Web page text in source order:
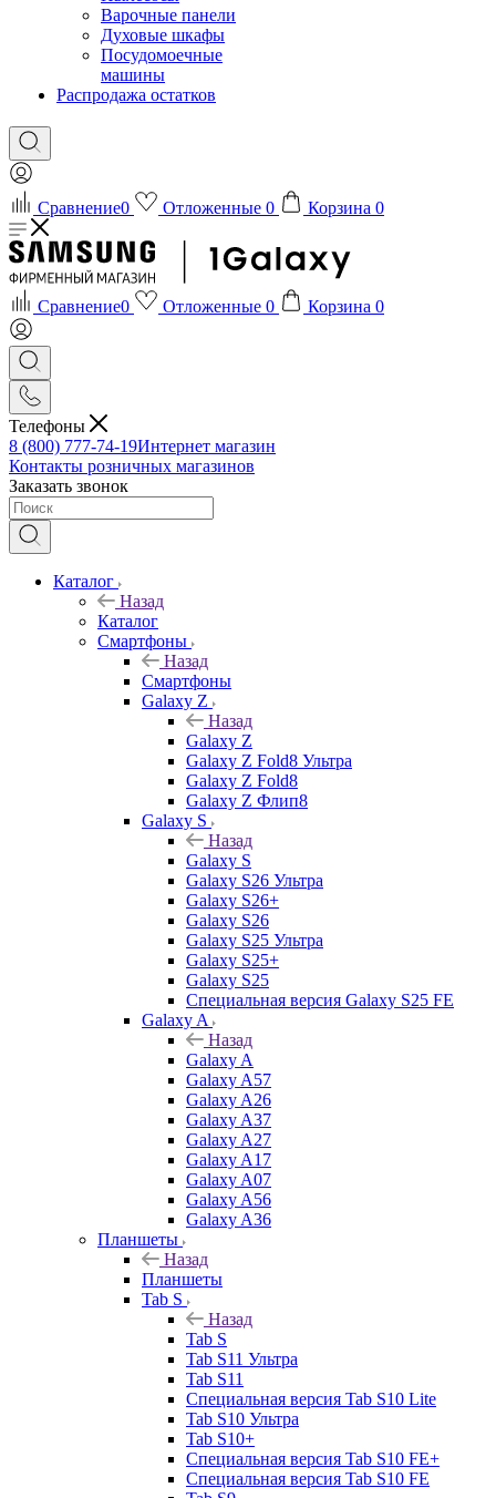
Варочные панели
Духовые шкафы
Посудомоечные
машины
Распродажа остатков
Сравнение0 Отложенные 0 Корзина 0
Сравнение0 Отложенные 0 Корзина 0
Телефоны
8 (800) 777-74-19Интернет магазин
Контакты розничных магазинов
Заказать звонок
Каталог
Назад
Каталог
Смартфоны
Назад
Смартфоны
Galaxy Z
Назад
Galaxy Z
Galaxy Z Fold8 Ультра
Galaxy Z Fold8
Galaxy Z Флип8
Galaxy S
Назад
Galaxy S
Galaxy S26 Ультра
Galaxy S26+
Galaxy S26
Galaxy S25 Ультра
Galaxy S25+
Galaxy S25
Специальная версия Galaxy S25 FE
Galaxy A
Назад
Galaxy A
Galaxy A57
Galaxy A26
Galaxy A37
Galaxy A27
Galaxy A17
Galaxy A07
Galaxy A56
Galaxy A36
Планшеты
Назад
Планшеты
Tab S
Назад
Tab S
Tab S11 Ультра
Tab S11
Специальная версия Tab S10 Lite
Tab S10 Ультра
Tab S10+
Специальная версия Tab S10 FE+
Специальная версия Tab S10 FE